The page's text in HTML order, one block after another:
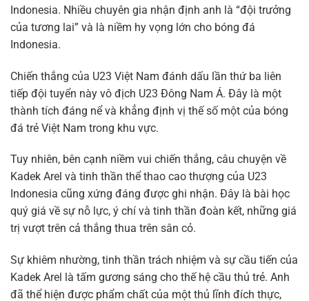
Indonesia. Nhiều chuyên gia nhận định anh là “đội trưởng
của tương lai” và là niềm hy vọng lớn cho bóng đá
Indonesia.
Chiến thắng của U23 Việt Nam đánh dấu lần thứ ba liên
tiếp đội tuyển này vô địch U23 Đông Nam Á. Đây là một
thành tích đáng nể và khẳng định vị thế số một của bóng
đá trẻ Việt Nam trong khu vực.
Tuy nhiên, bên cạnh niềm vui chiến thắng, câu chuyện về
Kadek Arel và tinh thần thể thao cao thượng của U23
Indonesia cũng xứng đáng được ghi nhận. Đây là bài học
quý giá về sự nỗ lực, ý chí và tinh thần đoàn kết, những giá
trị vượt trên cả thắng thua trên sân cỏ.
Sự khiêm nhường, tinh thần trách nhiệm và sự cầu tiến của
Kadek Arel là tấm gương sáng cho thế hệ cầu thủ trẻ. Anh
đã thể hiện được phẩm chất của một thủ lĩnh đích thực,